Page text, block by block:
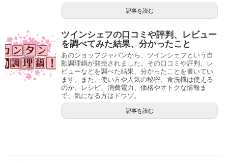
記事を読む
ツインシェフの口コミや評判、レビュー
を調べてみた結果、分かったこと
あのショップジャパンから、ツインシェフという自
動調理鍋が発売されました。その口コミや評判、レ
ビューなどを調べた結果、分かったことを書いてい
ます。また、使い方や人気の秘密、食洗機は使える
のか、レシピ、消費電力、価格やオトクな情報ま
で、気になる方はドウゾ。
記事を読む